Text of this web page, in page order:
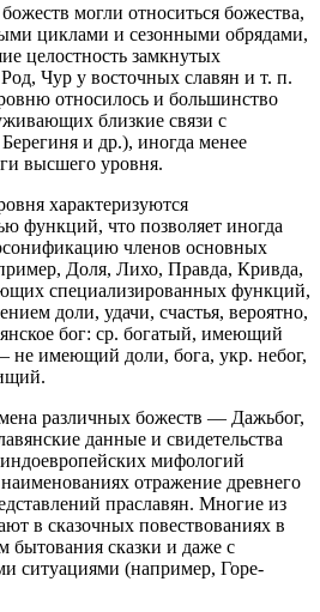
могли относиться божества,
циклами и сезонными обрядами,
целостность замкнутых
Чур у восточных славян и т. п.
относилось и большинство
близкие связи с
и др.), иногда менее
высшего уровня.
характеризуются
функций, что позволяет иногда
членов основных
Доля, Лихо, Правда, Кривда,
специализированных функций,
доли, удачи, счастья, вероятно,
бог: ср. богатый, имеющий
не имеющий доли, бога, укр. небог,
различных божеств — Дажьбог,
данные и свидетельства
мифологий
отражение древнего
праславян. Многие из
в сказочных повествованиях в
бытования сказки и даже с
ситуациями (например, Горе-